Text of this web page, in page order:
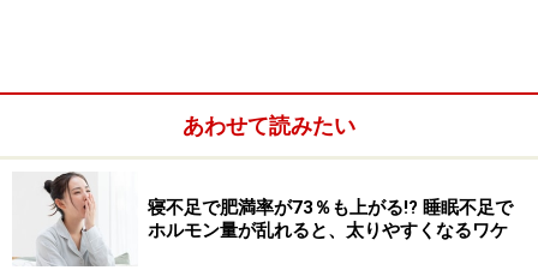
（き）まずいじゃん」が限定販売されます。
■エスタロンモカ12
コーヒー３～４杯分のカフェイン入りです
あわせて読みたい
寝不足で肥満率が73％も上がる!? 睡眠不足で
ホルモン量が乱れると、太りやすくなるワケ